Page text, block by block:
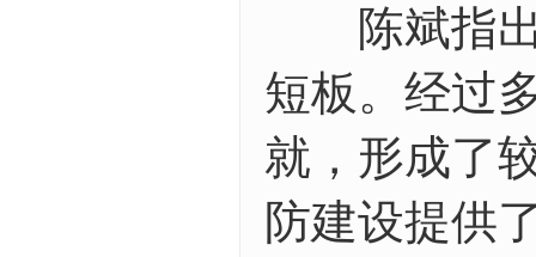
陈斌指出
短板。经过
就，形成了
防建设提供